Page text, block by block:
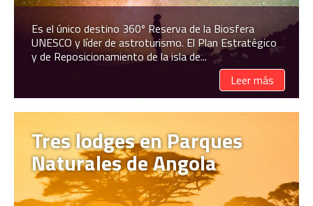
Es el único destino 360º Reserva de la Biosfera
UNESCO y líder de astroturismo. El Plan Estratégico
y de Reposicionamiento de la isla de...
Leer más
Tres lodges en Parques
Naturales de Angola